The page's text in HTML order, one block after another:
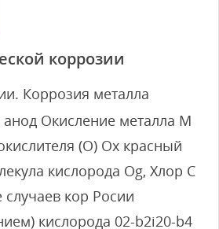
коррозии
Коррозия металла
Окисление металла M
(О) Ох красный
кислорода Og, Хлор C
кор Росии
кислорода 02-b2i20-b4